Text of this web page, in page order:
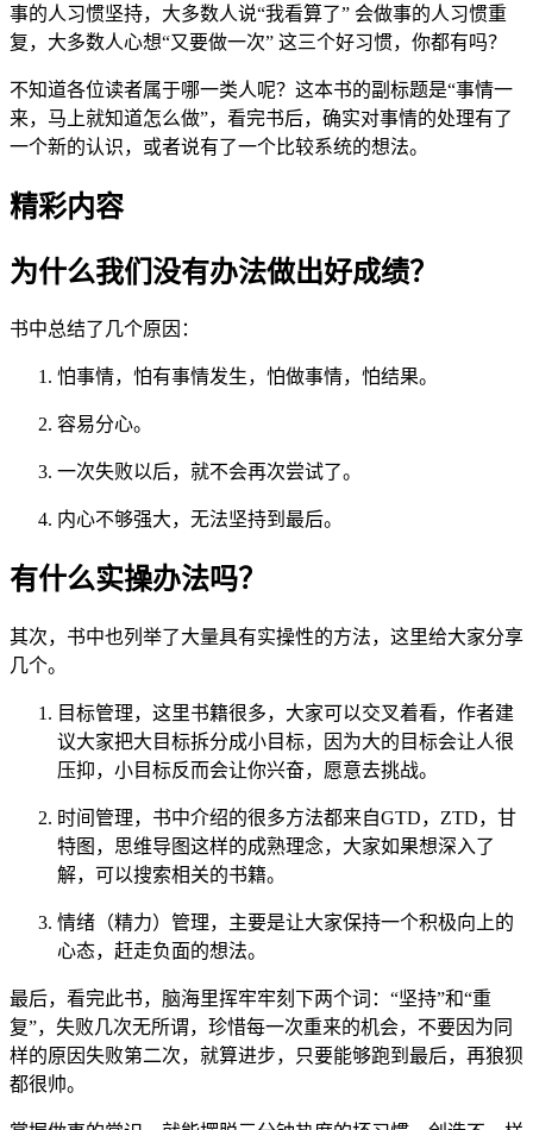
事的人习惯坚持，大多数人说“我看算了” 会做事的人习惯重
复，大多数人心想“又要做一次” 这三个好习惯，你都有吗？
不知道各位读者属于哪一类人呢？这本书的副标题是“事情一
来，马上就知道怎么做”，看完书后，确实对事情的处理有了
一个新的认识，或者说有了一个比较系统的想法。
精彩内容
为什么我们没有办法做出好成绩？
书中总结了几个原因：
怕事情，怕有事情发生，怕做事情，怕结果。
容易分心。
一次失败以后，就不会再次尝试了。
内心不够强大，无法坚持到最后。
有什么实操办法吗？
其次，书中也列举了大量具有实操性的方法，这里给大家分享
几个。
目标管理，这里书籍很多，大家可以交叉着看，作者建
议大家把大目标拆分成小目标，因为大的目标会让人很
压抑，小目标反而会让你兴奋，愿意去挑战。
时间管理，书中介绍的很多方法都来自GTD，ZTD，甘
特图，思维导图这样的成熟理念，大家如果想深入了
解，可以搜索相关的书籍。
情绪（精力）管理，主要是让大家保持一个积极向上的
心态，赶走负面的想法。
最后，看完此书，脑海里挥牢牢刻下两个词：“坚持”和“重
复”，失败几次无所谓，珍惜每一次重来的机会，不要因为同
样的原因失败第二次，就算进步，只要能够跑到最后，再狼狈
都很帅。